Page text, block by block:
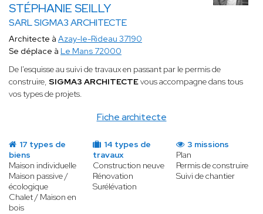
STÉPHANIE SEILLY
SARL SIGMA3 ARCHITECTE
Fiche architecte
Architecte à Azay-le-Rideau 37190
Se déplace à Le Mans 72000
De l'esquisse au suivi de travaux en passant par le permis de
construire, SIGMA3 ARCHITECTEvous accompagne dans tous
vos types de projets.
17 types de
biens
Maison individuelle
Maison passive /
écologique
Chalet / Maison en
bois
14 types de
travaux
Construction neuve
Rénovation
Surélévation
3 missions
Plan
Permis de construire
Suivi de chantier